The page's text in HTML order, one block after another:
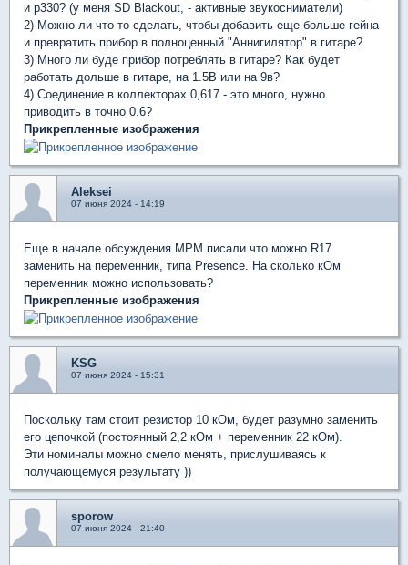
и p330? (у меня SD Blackout, - активные звукосниматели)
2) Можно ли что то сделать, чтобы добавить еще больше гейна
и превратить прибор в полноценный "Аннигилятор" в гитаре?
3) Много ли буде прибор потреблять в гитаре? Как будет
работать дольше в гитаре, на 1.5В или на 9в?
4) Соединение в коллекторах 0,617 - это много, нужно
приводить в точно 0.6?
Прикрепленные изображения
Aleksei
07 июня 2024 - 14:19
Еще в начале обсуждения МРМ писали что можно R17
заменить на переменник, типа Presence. На сколько кОм
переменник можно использовать?
Прикрепленные изображения
KSG
07 июня 2024 - 15:31
Поскольку там стоит резистор 10 кОм, будет разумно заменить
его цепочкой (постоянный 2,2 кОм + переменник 22 кОм).
Эти номиналы можно смело менять, прислушиваясь к
получающемуся результату ))
sporow
07 июня 2024 - 21:40